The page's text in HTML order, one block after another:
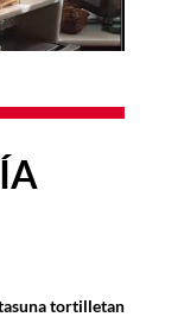
tortilletan